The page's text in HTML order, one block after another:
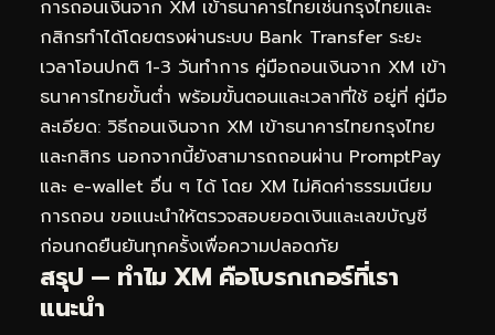
การถอนเงินจาก XM เข้าธนาคารไทยเช่นกรุงไทยและ
กสิกรทำได้โดยตรงผ่านระบบ Bank Transfer ระยะ
เวลาโอนปกติ 1-3 วันทำการ คู่มือถอนเงินจาก XM เข้า
ธนาคารไทยขั้นต่ำ พร้อมขั้นตอนและเวลาที่ใช้ อยู่ที่ คู่มือ
ละเอียด: วิธีถอนเงินจาก XM เข้าธนาคารไทยกรุงไทย
และกสิกร นอกจากนี้ยังสามารถถอนผ่าน PromptPay
และ e-wallet อื่น ๆ ได้ โดย XM ไม่คิดค่าธรรมเนียม
การถอน ขอแนะนำให้ตรวจสอบยอดเงินและเลขบัญชี
ก่อนกดยืนยันทุกครั้งเพื่อความปลอดภัย
สรุป — ทำไม XM คือโบรกเกอร์ที่เรา
แนะนำ